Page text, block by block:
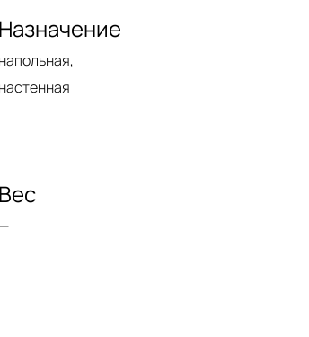
Назначение
напольная,
настенная
Вес
—